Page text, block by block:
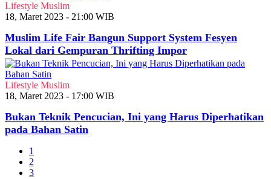
Lifestyle Muslim
18, Maret 2023 - 21:00 WIB
Muslim Life Fair Bangun Support System Fesyen
Lokal dari Gempuran Thrifting Impor
Lifestyle Muslim
18, Maret 2023 - 17:00 WIB
Bukan Teknik Pencucian, Ini yang Harus Diperhatikan
pada Bahan Satin
1
2
3